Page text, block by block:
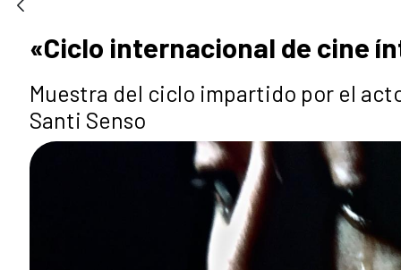
«Ciclo internacional de cine
Muestra del ciclo impartido por el
Santi Senso